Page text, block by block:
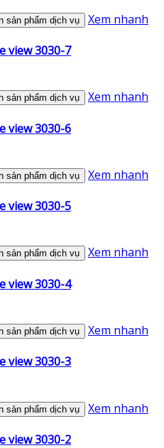
sản phẩm dịch vụ Xem nhanh
view 3030-7
sản phẩm dịch vụ Xem nhanh
view 3030-6
sản phẩm dịch vụ Xem nhanh
view 3030-5
sản phẩm dịch vụ Xem nhanh
view 3030-4
sản phẩm dịch vụ Xem nhanh
view 3030-3
sản phẩm dịch vụ Xem nhanh
view 3030-2